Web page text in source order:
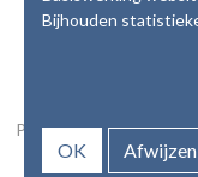
Privacyverklaring•
Bijhouden
OK Afwijzen